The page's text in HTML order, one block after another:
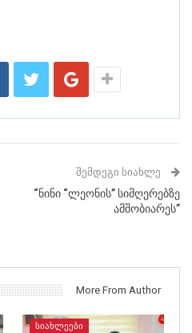
ᲨᲔᲛᲓᲔᲒᲘ ᲡᲘᲐᲮᲚᲔ
“ნინი “ლეონის” სიმღერებზე
ამშობიარეს”
More From Author
ᲡᲘᲐᲮᲚᲔᲔᲑᲘ